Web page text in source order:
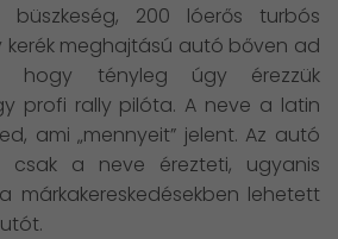
200 lóerős turbós
kerék meghajtású autó bőven ad
hogy tényleg úgy érezzük
profi rally pilóta. A neve a latin
ami „mennyeit” jelent. Az autó
csak a neve érezteti, ugyanis
márkakereskedésekben lehetett